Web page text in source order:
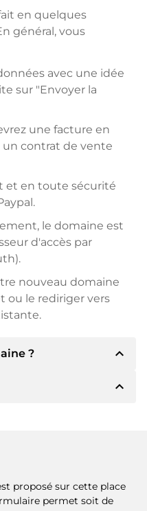
en quelques
général, vous
avec une idée
sur "Envoyer la
une facture en
contrat de vente
et en toute sécurité
le domaine est
d'accès par
nouveau domaine
ou le rediriger vers
? expand_less
vous
méthodes de
le nom de
expand_less
un contrat de
le souhaitez.
proposé sur cette place
permet soit de